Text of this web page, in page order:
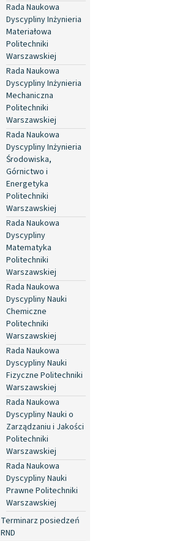
Rada Naukowa
Dyscypliny Inżynieria
Materiałowa
Politechniki
Warszawskiej
Rada Naukowa
Dyscypliny Inżynieria
Mechaniczna
Politechniki
Warszawskiej
Rada Naukowa
Dyscypliny Inżynieria
Środowiska,
Górnictwo i
Energetyka
Politechniki
Warszawskiej
Rada Naukowa
Dyscypliny
Matematyka
Politechniki
Warszawskiej
Rada Naukowa
Dyscypliny Nauki
Chemiczne
Politechniki
Warszawskiej
Rada Naukowa
Dyscypliny Nauki
Fizyczne Politechniki
Warszawskiej
Rada Naukowa
Dyscypliny Nauki o
Zarządzaniu i Jakości
Politechniki
Warszawskiej
Rada Naukowa
Dyscypliny Nauki
Prawne Politechniki
Warszawskiej
Terminarz posiedzeń
RND